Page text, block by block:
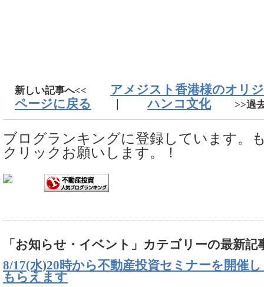
新しい記事へ<<
アメジスト香港様のオリ
ページに戻る
| ハンコ文化 >>過去
ブログランキングに登録しています。
クリックお願いします。！
「お知らせ・イベント」カテゴリーの最新記
8/17(水)20時から不動産投資セミナーを開催
もらえます